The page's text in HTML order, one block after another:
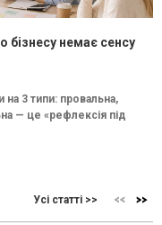
бізнесу немає сенсу
на 3 типи: провальна,
— це «рефлексія під
Усі статті >>